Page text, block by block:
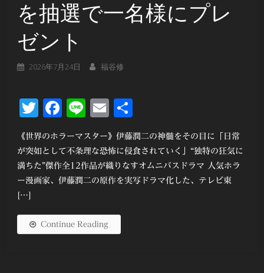
を抽選で一名様にプレ
ゼント
2026年7月24日 福谷修
Twitter
Facebook
LineEmail
《世界のホラーマスター》伊藤潤二の神髄をその目に「日常
が突如として不条理な恐怖に侵食されていく」“独特の狂気に
満ちた”傑作全12作品が織りなすオムニバスドラマ 人気ホラ
ー漫画家、伊藤潤二の原作を実写ドラマ化した、テレビ東
[…]
Continue Reading